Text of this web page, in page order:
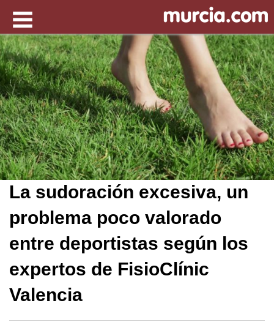
La sudoración excesiva, un
problema poco valorado
entre deportistas según los
expertos de FisioClínic
Valencia